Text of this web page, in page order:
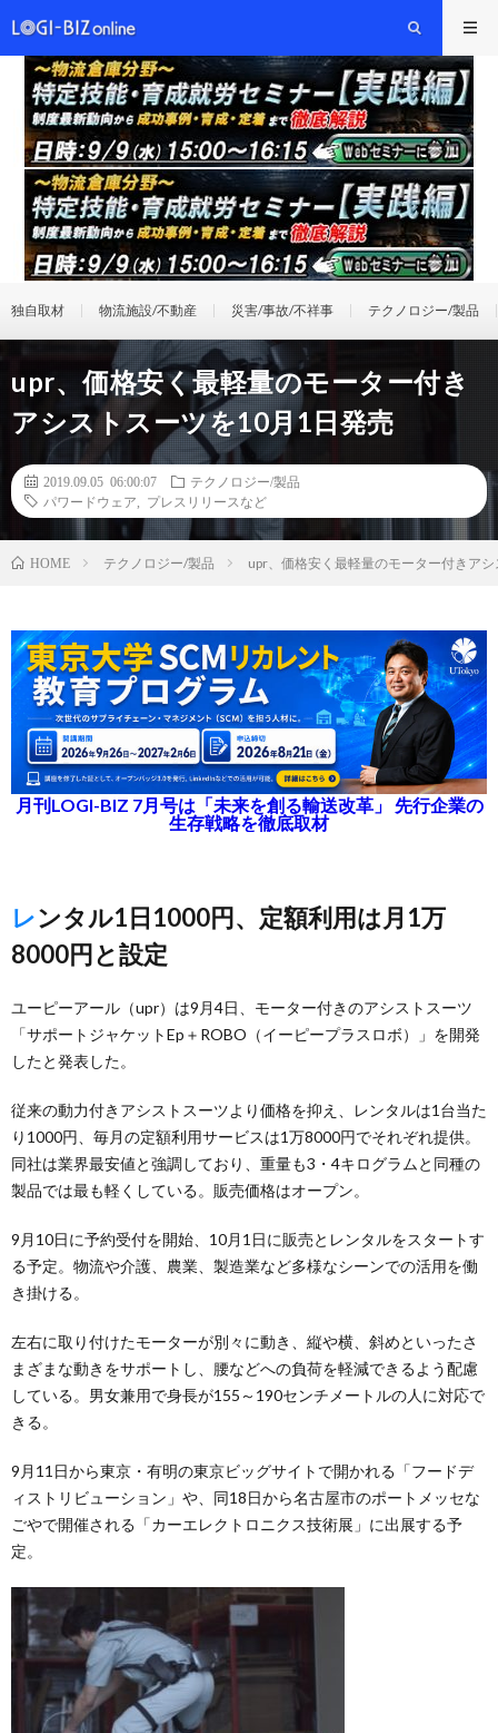
独自取材 物流施設/不動産 災害/事故/不祥事 テクノロジー/製品
upr、価格安く最軽量のモーター付き
アシストスーツを10月1日発売
2019.09.05 06:00:07
テクノロジー/製品
パワードウェア
プレスリリースなど
HOME テクノロジー/製品 upr、価格安く最軽量のモーター付きア
月刊LOGI-BIZ 7月号は「未来を創る輸送改革」 先行企業の
生存戦略を徹底取材
レンタル1日1000円、定額利用は月1万
8000円と設定
ユーピーアール（upr）は9月4日、モーター付きのアシストスーツ
「サポートジャケットEp＋ROBO（イーピープラスロボ）」を開発
したと発表した。
従来の動力付きアシストスーツより価格を抑え、レンタルは1台当た
り1000円、毎月の定額利用サービスは1万8000円でそれぞれ提供。
同社は業界最安値と強調しており、重量も3・4キログラムと同種の
製品では最も軽くしている。販売価格はオープン。
9月10日に予約受付を開始、10月1日に販売とレンタルをスタートす
る予定。物流や介護、農業、製造業など多様なシーンでの活用を働
き掛ける。
左右に取り付けたモーターが別々に動き、縦や横、斜めといったさ
まざまな動きをサポートし、腰などへの負荷を軽減できるよう配慮
している。男女兼用で身長が155～190センチメートルの人に対応で
きる。
9月11日から東京・有明の東京ビッグサイトで開かれる「フードデ
ィストリビューション」や、同18日から名古屋市のポートメッセな
ごやで開催される「カーエレクトロニクス技術展」に出展する予
定。